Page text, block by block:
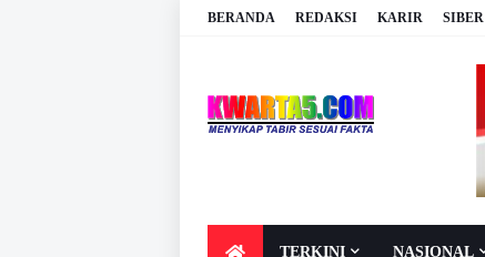
BERANDA REDAKSI KARIR SIBER
TERKINI NASIONAL